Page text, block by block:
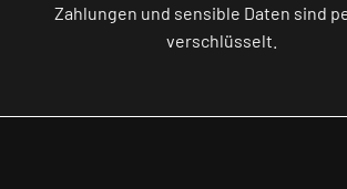
Zahlungen und sensible Daten sind
verschlüsselt.